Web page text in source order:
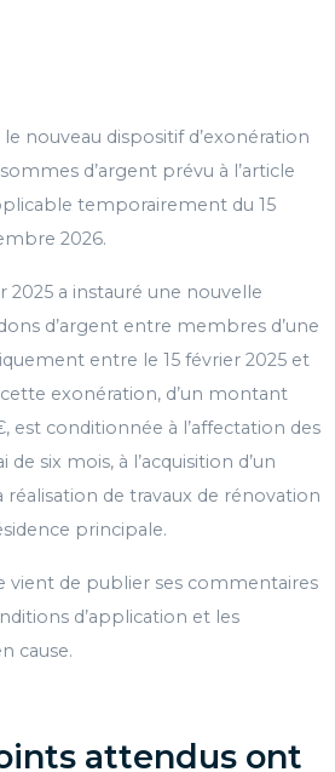
nouveau dispositif d’exonération
d’argent prévu à l’article
temporairement du 15
2026.
2025 a instauré une nouvelle
d’argent entre membres d’une
entre le 15 février 2025 et
exonération, d’un montant
est conditionnée à l’affectation des
six mois, à l’acquisition d’un
de travaux de rénovation
principale.
vient de publier ses commentaires
d’application et les
cause.
attendus ont